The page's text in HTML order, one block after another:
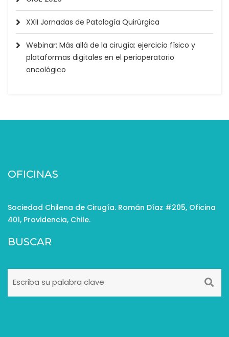
XXII Jornadas de Patología Quirúrgica
Webinar: Más allá de la cirugía: ejercicio físico y
plataformas digitales en el perioperatorio
oncológico
OFICINAS
Sociedad Chilena de Cirugía. Román Díaz #205, Oficina
401, Providencia, Chile.
BUSCAR